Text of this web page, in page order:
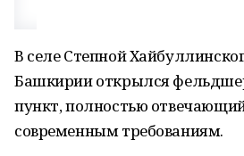
В селе Степной
Башкирии открылся
пункт, полностью
современным требованиям.